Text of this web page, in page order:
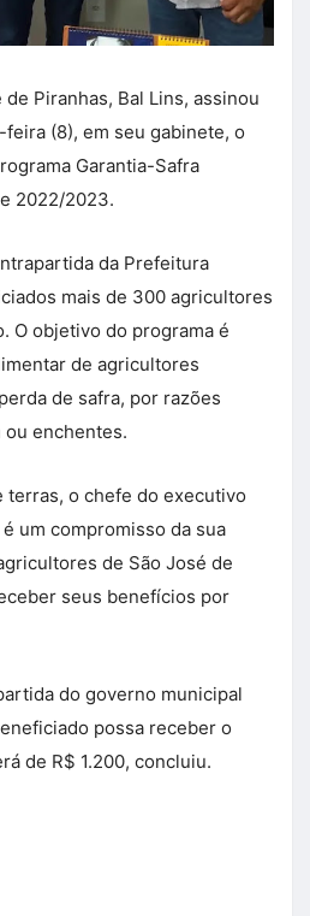
Piranhas, Bal Lins, assinou
(8), em seu gabinete, o
Garantia-Safra
2022/2023.
da Prefeitura
mais de 300 agricultores
O objetivo do programa é
de agricultores
de safra, por razões
enchentes.
terras, o chefe do executivo
um compromisso da sua
de São José de
seus benefícios por
do governo municipal
possa receber o
de R$ 1.200, concluiu.